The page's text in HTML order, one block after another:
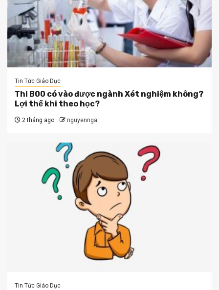
Tin Tức Giáo Dục
Thi B00 có vào được ngành Xét nghiệm không?
Lợi thế khi theo học?
2 tháng ago nguyennga
Tin Tức Giáo Dục